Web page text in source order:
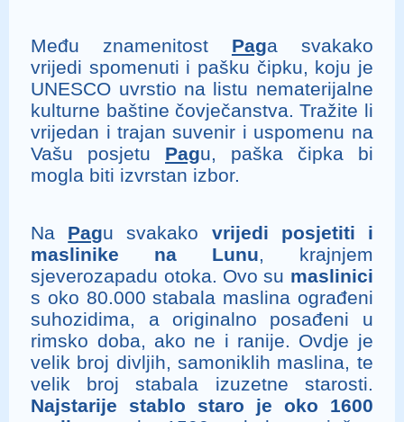
Među znamenitost Paga svakako
vrijedi spomenuti i pašku čipku, koju je
UNESCO uvrstio na listu nematerijalne
kulturne baštine čovječanstva. Tražite li
vrijedan i trajan suvenir i uspomenu na
Vašu posjetu Pagu, paška čipka bi
mogla biti izvrstan izbor.
Na Pagu svakako vrijedi posjetiti i
maslinike na Lunu, krajnjem
sjeverozapadu otoka. Ovo su maslinici
s oko 80.000 stabala maslina ograđeni
suhozidima, a originalno posađeni u
rimsko doba, ako ne i ranije. Ovdje je
velik broj divljih, samoniklih maslina, te
velik broj stabala izuzetne starosti.
Najstarije stablo staro je oko 1600